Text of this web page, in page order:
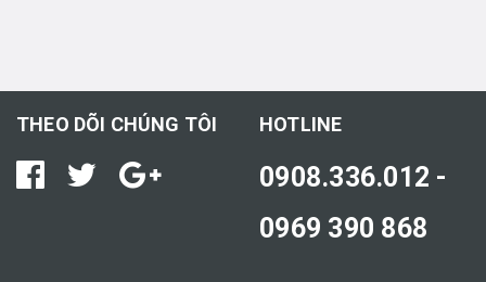
THEO DÕI CHÚNG TÔI HOTLINE
0908.336.012 -
0969 390 868